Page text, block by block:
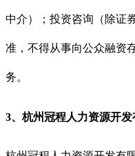
中介）；投资咨询（除证
准，不得从事向公众融资
务。
3、杭州冠程人力资源开发